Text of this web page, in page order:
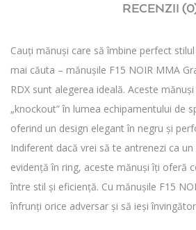
RECENZII
Cauți mănuși care să îmbine perfect
mai căuta – mănușile F15 NOIR MMA
RDX sunt alegerea ideală. Aceste
„knockout” în lumea echipamentului de
oferind un design elegant în negru și
Indiferent dacă vrei să te antrenezi ca
evidență în ring, aceste mănuși îți oferă
între stil și eficiență. Cu mănușile F15
înfrunți orice adversar și să ieși